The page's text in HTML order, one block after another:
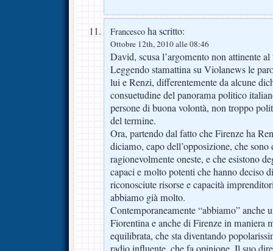
Francesco ha scritto:
Ottobre 12th, 2010 alle 08:46
David, scusa l’argomento non attinente
Leggendo stamattina su Violanews le
lui e Renzi, differentemente da alcune
consuetudine del panorama politico
persone di buona volontà, non troppo
del termine.
Ora, partendo dal fatto che Firenze ha
diciamo, capo dell’opposizione, che sono
ragionevolmente oneste, e che esistono
capaci e molto potenti che hanno deciso
riconosciute risorse e capacità
abbiamo già molto.
Contemporaneamente “abbiamo” anche
Fiorentina e anche di Firenze in maniera
equilibrata, che sta diventando